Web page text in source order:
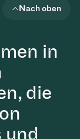
in
die
und
Nach oben